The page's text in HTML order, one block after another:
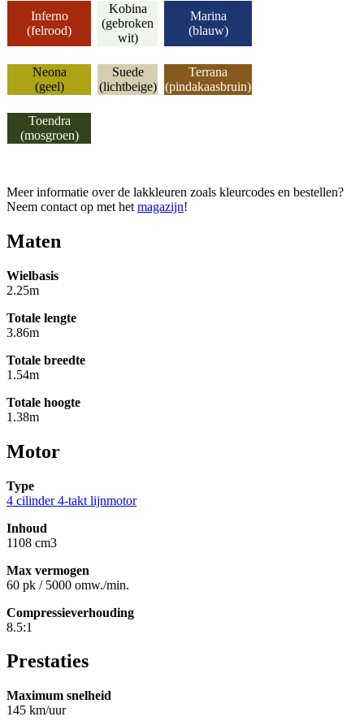
Inferno
(felrood)
Kobina
(gebroken
wit)
Marina
(blauw)
Neona
(geel)
Suede
(lichtbeige)
Terrana
(pindakaasbruin)
Toendra
(mosgroen)
Meer informatie over de lakkleuren zoals kleurcodes en bestellen?
Neem contact op met het magazijn!
Maten
Wielbasis
2.25m
Totale lengte
3.86m
Totale breedte
1.54m
Totale hoogte
1.38m
Motor
Type
4 cilinder 4-takt lijnmotor
Inhoud
1108 cm3
Max vermogen
60 pk / 5000 omw./min.
Compressieverhouding
8.5:1
Prestaties
Maximum snelheid
145 km/uur